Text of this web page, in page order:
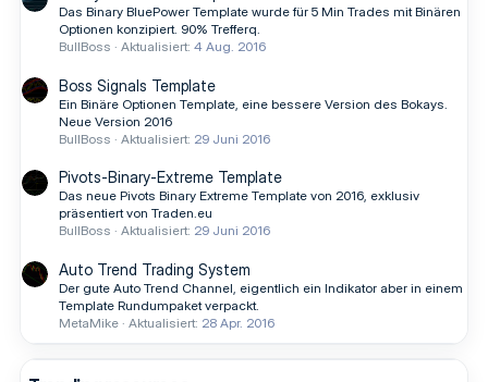
Das Binary BluePower Template wurde für 5 Min Trades mit Binären
Optionen konzipiert. 90% Trefferq.
BullBoss
Aktualisiert: 4 Aug. 2016
Boss Signals Template
Ein Binäre Optionen Template, eine bessere Version des Bokays.
Neue Version 2016
BullBoss
Aktualisiert: 29 Juni 2016
Pivots-Binary-Extreme Template
Das neue Pivots Binary Extreme Template von 2016, exklusiv
präsentiert von Traden.eu
BullBoss
Aktualisiert: 29 Juni 2016
Auto Trend Trading System
Der gute Auto Trend Channel, eigentlich ein Indikator aber in einem
Template Rundumpaket verpackt.
MetaMike Aktualisiert: 28 Apr. 2016